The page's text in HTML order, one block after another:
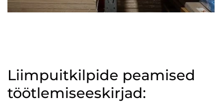
Liimpuitkilpide peamised
töötlemiseeskirjad: